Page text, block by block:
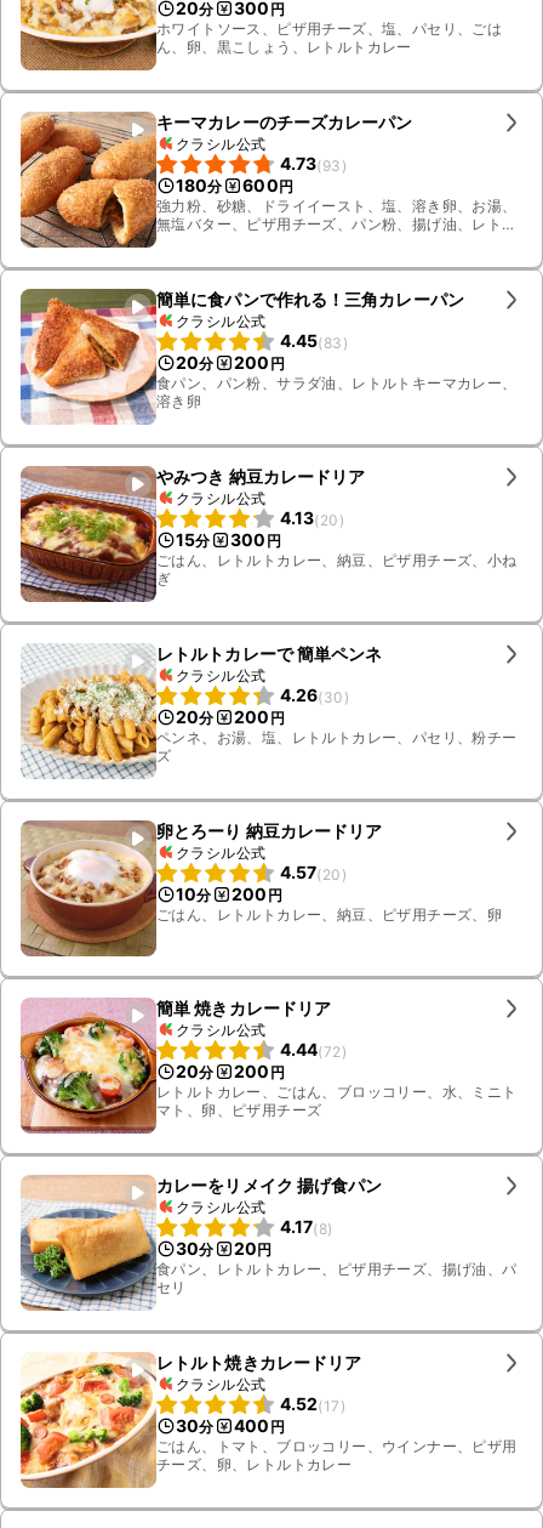
20分 300 円
ホワイトソース、ピザ用チーズ、塩、パセリ、ごは
ん、卵、黒こしょう、レトルトカレー
キーマカレーのチーズカレーパン
クラシル公式
4.73(93 )
180分 600円
強力粉、砂糖、ドライイースト、塩、溶き卵、お湯、
無塩バター、ピザ用チーズ、パン粉、揚げ油、レトル
簡単に食パンで作れる！三角カレーパン
クラシル公式
4.45(83 )
20分 200 円
食パン、パン粉、サラダ油、レトルトキーマカレー、
溶き卵
やみつき 納豆カレードリア
クラシル公式
4.13(20 )
15分 300 円
ごはん、レトルトカレー、納豆、ピザ用チーズ、小ね
ぎ
レトルトカレーで 簡単ペンネ
クラシル公式
4.26(30 )
20分 200 円
ペンネ、お湯、塩、レトルトカレー、パセリ、粉チー
ズ
卵とろーり 納豆カレードリア
クラシル公式
4.57(20 )
10分 200 円
ごはん、レトルトカレー、納豆、ピザ用チーズ、卵
簡単 焼きカレードリア
クラシル公式
4.44(72 )
20分 200 円
レトルトカレー、ごはん、ブロッコリー、水、ミニト
マト、卵、ピザ用チーズ
カレーをリメイク 揚げ食パン
クラシル公式
4.17(8)
30分 20円
食パン、レトルトカレー、ピザ用チーズ、揚げ油、パ
セリ
レトルト焼きカレードリア
クラシル公式
4.52(17 )
30分 400 円
ごはん、トマト、ブロッコリー、ウインナー、ピザ用
チーズ、卵、レトルトカレー